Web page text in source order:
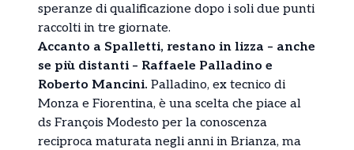
speranze di qualificazione dopo i soli due punti
raccolti in tre giornate.
Accanto a Spalletti, restano in lizza – anche
se più distanti – Raffaele Palladino e
Roberto Mancini. Palladino, ex tecnico di
Monza e Fiorentina, è una scelta che piace al
ds François Modesto per la conoscenza
reciproca maturata negli anni in Brianza, ma